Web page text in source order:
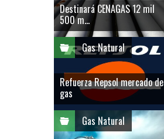
Destinará CENAGAS 12 mil
500 m...
Gas Natural
Refuerza Repsol mercado de
gas
Gas Natural